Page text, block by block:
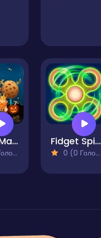
Merge Master: Weapons Craft Fidget Spinner Hand Spinner Game
0 (0 Голосів)